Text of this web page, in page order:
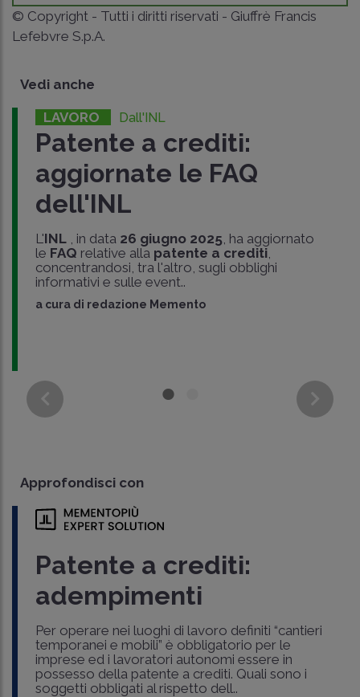
© Copyright - Tutti i diritti riservati - Giuffrè Francis
Lefebvre S.p.A.
Vedi anche
LAVORO Dall'INL
Patente a crediti:
aggiornate le FAQ
dell'INL
L'INL, in data 26 giugno 2025, ha aggiornato
le FAQ relative alla patente a crediti,
concentrandosi, tra l'altro, sugli obblighi
informativi e sulle event..
a cura di redazione Memento
Approfondisci con
Patente a crediti:
adempimenti
Per operare nei luoghi di lavoro definiti “cantieri
temporanei e mobili” è obbligatorio per le
imprese ed i lavoratori autonomi essere in
possesso della patente a crediti. Quali sono i
soggetti obbligati al rispetto dell..